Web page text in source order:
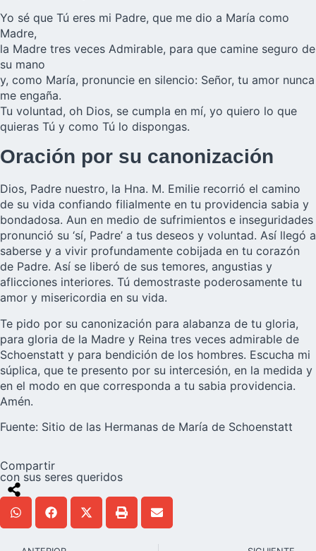
Yo sé que Tú eres mi Padre, que me dio a María como
Madre,
la Madre tres veces Admirable, para que camine seguro de
su mano
y, como María, pronuncie en silencio: Señor, tu amor nunca
me engaña.
Tu voluntad, oh Dios, se cumpla en mí, yo quiero lo que
quieras Tú y como Tú lo dispongas.
Oración por su canonización
Dios, Padre nuestro, la Hna. M. Emilie recorrió el camino
de su vida confiando filialmente en tu providencia sabia y
bondadosa. Aun en medio de sufrimientos e inseguridades
pronunció su ‘sí, Padre’ a tus deseos y voluntad. Así llegó a
saberse y a vivir profundamente cobijada en tu corazón
de Padre. Así se liberó de sus temores, angustias y
aflicciones interiores. Tú demostraste poderosamente tu
amor y misericordia en su vida.
Te pido por su canonización para alabanza de tu gloria,
para gloria de la Madre y Reina tres veces admirable de
Schoenstatt y para bendición de los hombres. Escucha mi
súplica, que te presento por su intercesión, en la medida y
en el modo en que corresponda a tu sabia providencia.
Amén.
Fuente: Sitio de las Hermanas de María de Schoenstatt
Compartir
con sus seres queridos